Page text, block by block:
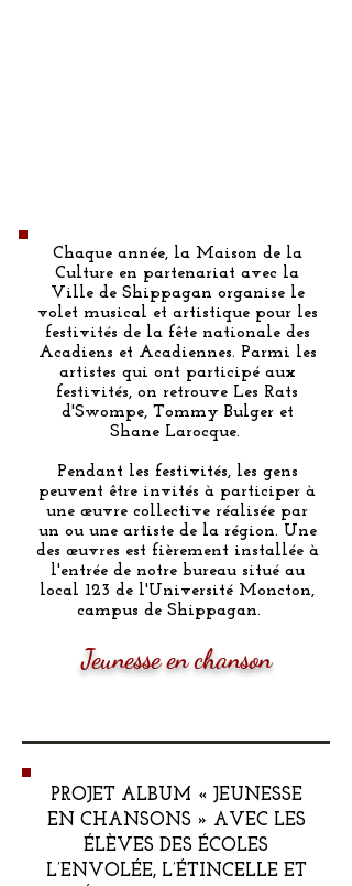
Chaque année, la Maison de la
Culture en partenariat avec la
Ville de Shippagan organise le
volet musical et artistique pour les
festivités de la fête nationale des
Acadiens et Acadiennes. Parmi les
artistes qui ont participé aux
festivités, on retrouve Les Rats
d'Swompe, Tommy Bulger et
Shane Larocque.
Pendant les festivités, les gens
peuvent être invités à participer à
une œuvre collective réalisée par
un ou une artiste de la région. Une
des œuvres est fièrement installée à
l'entrée de notre bureau situé au
local 123 de l'Université Moncton,
campus de Shippagan.
Jeunesse en chanson
PROJET ALBUM « JEUNESSE
EN CHANSONS » AVEC LES
ÉLÈVES DES ÉCOLES
L’ENVOLÉE, L’ÉTINCELLE ET